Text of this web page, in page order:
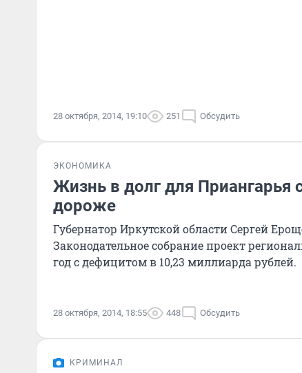
28 октября, 2014, 19:10 251 Обсудить
ЭКОНОМИКА
Жизнь в долг для Приангарья
дороже
Губернатор Иркутской области Сергей
Законодательное собрание проект
год с дефицитом в 10,23 миллиарда рублей.
28 октября, 2014, 18:55 448 Обсудить
КРИМИНАЛ